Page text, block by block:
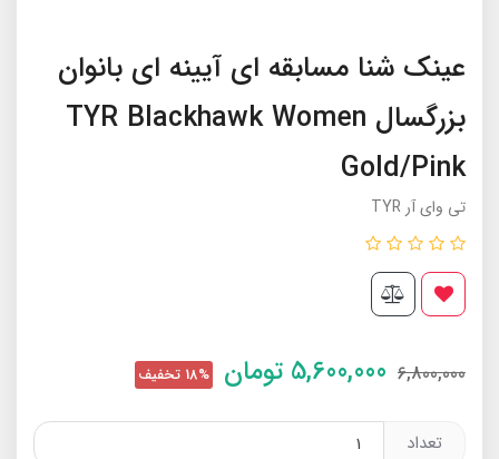
عینک شنا مسابقه ای آیینه ای بانوان
بزرگسال TYR Blackhawk Women
Gold/Pink
تی وای آر TYR
6,800,000
5,600,000 تومان 18% تخفیف
تعداد